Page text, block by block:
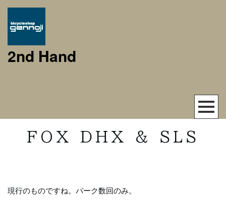
2nd Hand
FOX DHX & SLS
現行のものですね。パーク数回のみ。